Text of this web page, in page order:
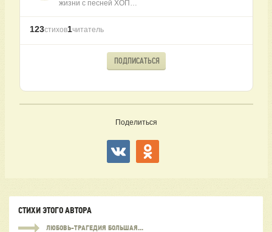
жизни с песней ХОП…
123стихов1читатель
ПОДПИСАТЬСЯ
Поделиться
СТИХИ ЭТОГО АВТОРА
ЛЮБОВЬ-ТРАГЕДИЯ БОЛЬШАЯ...